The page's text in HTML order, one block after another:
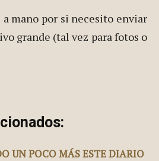
mano por si necesito enviar
grande (tal vez para fotos o
UN POCO MÁS ESTE DIARIO